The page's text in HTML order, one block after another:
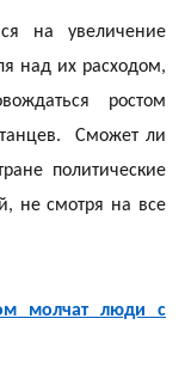
на увеличение
над их расходом,
ростом
Сможет ли
политические
не смотря на все
молчат люди с